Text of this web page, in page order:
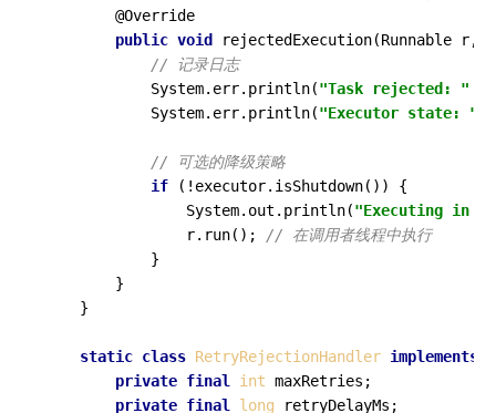
        @Override
public void
rejectedExecution(Runnable r,
// 记录日志
            System.err.println(
"Task rejected: "
            System.err.println(
"Executor state: "
// 可选的降级策略
if (!executor.isShutdown()) {
                System.out.println(
"Executing in
                r.run();
// 在调用者线程中执行
            }
        }
    }
static class RetryRejectionHandler implements
private final int maxRetries;
private final long retryDelayMs;